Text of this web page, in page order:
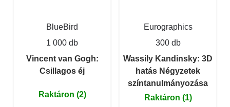
BlueBird
1 000 db
Vincent van Gogh:
Csillagos éj
Raktáron (2)
Eurographics
300 db
Wassily Kandinsky: 3D
hatás Négyzetek
színtanulmányozása
Raktáron (1)